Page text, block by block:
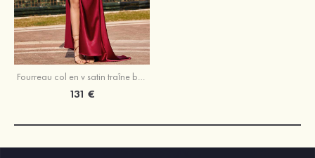
131 €